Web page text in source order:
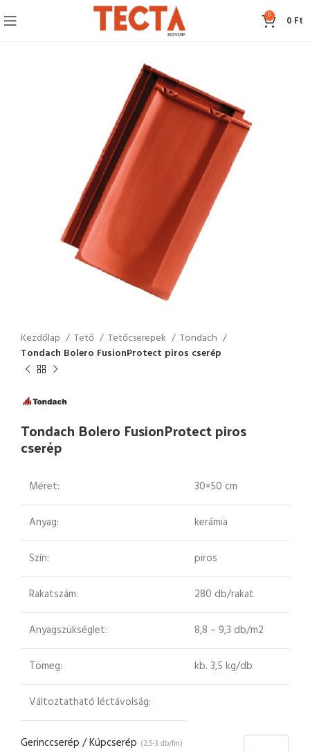
0 0 Ft
Kezdőlap Tető Tetőcserepek
Tondach
Tondach Bolero FusionProtect piros cserép
Tondach Bolero FusionProtect piros
cserép
Méret: 30×50 cm
Anyag: kerámia
Szín: piros
Rakatszám: 280 db/rakat
Anyagszükséglet: 8,8 – 9,3 db/m2
Tömeg: kb. 3,5 kg/db
Változtatható léctávolság:
Gerinccserép / Kúpcserép (2,5-3 db/fm)